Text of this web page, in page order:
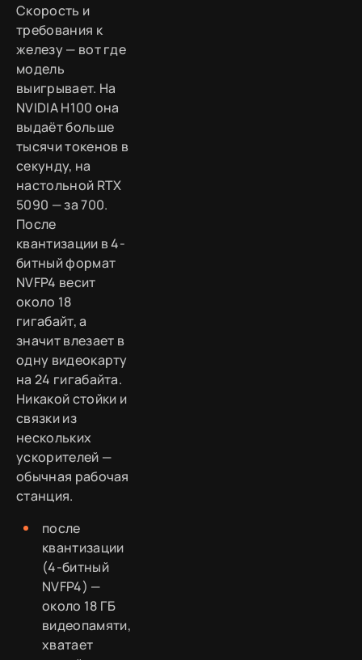
Скорость и
требования к
железу — вот где
модель
выигрывает. На
NVIDIA H100 она
выдаёт больше
тысячи токенов в
секунду, на
настольной RTX
5090 — за 700.
После
квантизации в 4-
битный формат
NVFP4 весит
около 18
гигабайт, а
значит влезает в
одну видеокарту
на 24 гигабайта.
Никакой стойки и
связки из
нескольких
ускорителей —
обычная рабочая
станция.
после
квантизации
(4-битный
NVFP4) —
около 18 ГБ
видеопамяти,
хватает